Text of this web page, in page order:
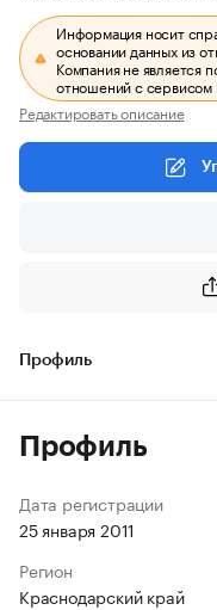
Информация носит
основании данных из
Компания не является
отношений с сервисом
Редактировать описание
Профиль
Профиль
Дата регистрации
25 января 2011
Регион
Краснодарский край